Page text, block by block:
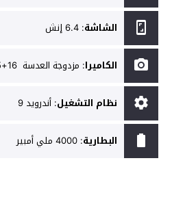
الشاشة: 6.4 إنش
الكاميرا: مزدوجة العدسة 16+5 ميجا بيكسل
نظام التشغيل: أندرويد 9
البطارية: 4000 ملي أمبير